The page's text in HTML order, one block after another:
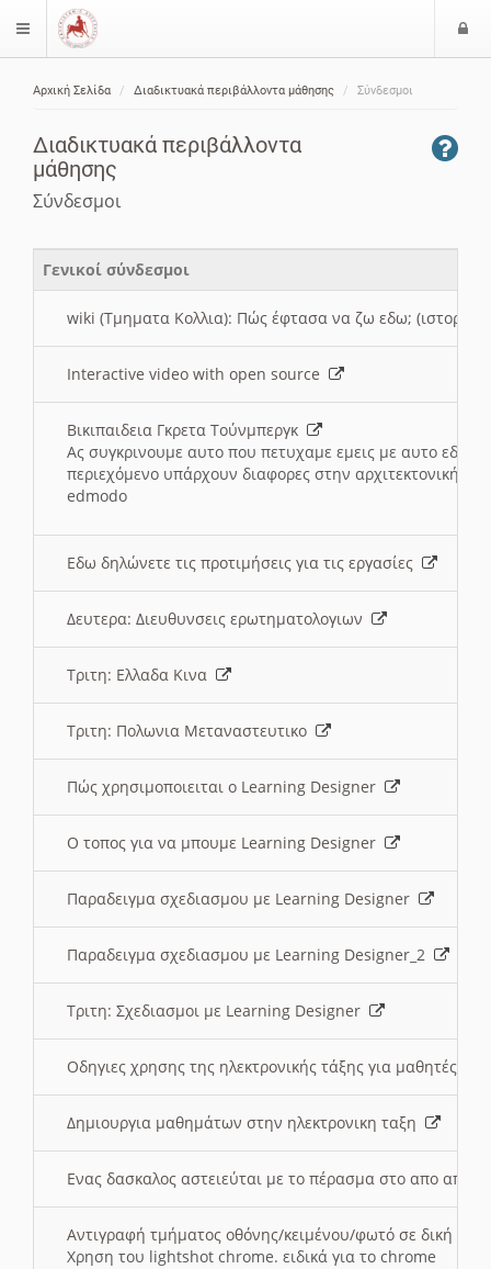
$langMenu
Αρχική Σελίδα Διαδικτυακά περιβάλλοντα μάθησης Σύνδεσμοι
Διαδικτυακά περιβάλλοντα
μάθησης
Σύνδεσμοι
Γενικοί σύνδεσμοι
wiki (Τμηματα Κολλια): Πώς έφτασα να ζω εδω; (ιστορια)
Interactive video with open source
Βικιπαιδεια Γκρετα Τούνμπεργκ
Ας συγκρινουμε αυτο που πετυχαμε εμεις με αυτο εδω
περιεχόμενο υπάρχουν διαφορες στην αρχιτεκτονική
edmodo
Εδω δηλώνετε τις προτιμήσεις για τις εργασίες
Δευτερα: Διευθυνσεις ερωτηματολογιων
Τριτη: Ελλαδα Κινα
Τριτη: Πολωνια Μεταναστευτικο
Πώς χρησιμοποιειται ο Learning Designer
O τοπος για να μπουμε Learning Designer
Παραδειγμα σχεδιασμου με Learning Designer
Παραδειγμα σχεδιασμου με Learning Designer_2
Τριτη: Σχεδιασμοι με Learning Designer
Οδηγιες χρησης της ηλεκτρονικής τάξης για μαθητές
Δημιουργια μαθημάτων στην ηλεκτρονικη ταξη
Ενας δασκαλος αστειεύται με το πέρασμα στο απο
Αντιγραφή τμήματος οθόνης/κειμένου/φωτό σε δική
Χρηση του lightshot chrome. ειδικά για το chrome